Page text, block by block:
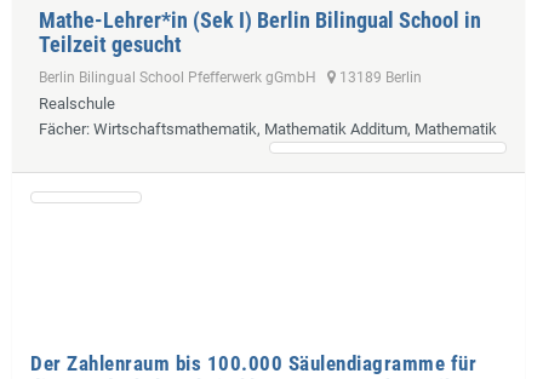
Mathe-Lehrer*in (Sek I) Berlin Bilingual School in
Teilzeit gesucht
Berlin Bilingual School Pfefferwerk gGmbH 13189 Berlin
Realschule
Fächer: Wirtschaftsmathematik, Mathematik Additum, Mathematik
Der Zahlenraum bis 100.000 Säulendiagramme für